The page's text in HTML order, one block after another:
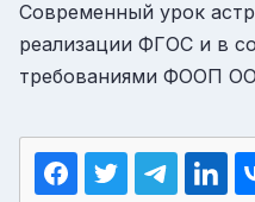
Современный урок
реализации ФГОС и в
требованиями ФООП